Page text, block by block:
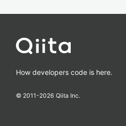
How developers code is here.
© 2011-2026 Qiita Inc.